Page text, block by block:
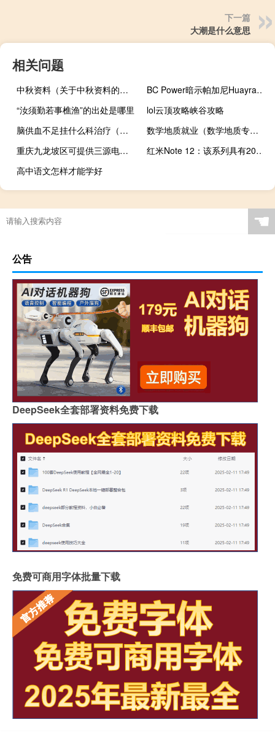
下一篇
大潮是什么意思
相关问题
中秋资料（关于中秋资料的介绍）
BC Power暗示帕加尼Huayra Roadster再次预览
“汝须勤若事樵渔”的出处是哪里
lol云顶攻略峡谷攻略
脑供血不足挂什么科治疗（脑供血不足挂什么科）
数学地质就业（数学地质专业大学排名）
重庆九龙坡区可提供三源电风扇维修服务地址在哪
红米Note 12：该系列具有2023年的新型号质量/价格
高中语文怎样才能学好
☚
公告
DeepSeek全套部署资料免费下载
免费可商用字体批量下载